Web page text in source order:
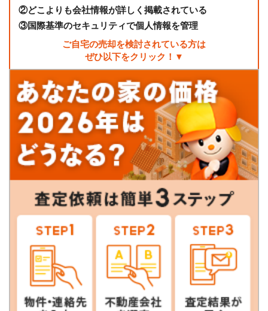
②どこよりも会社情報が詳しく掲載されている
③国際基準のセキュリティで個人情報を管理
ご自宅の売却を検討されている方は
ぜひ以下をクリック！▼